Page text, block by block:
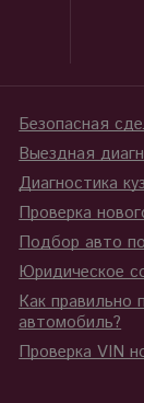
Безопасная
Выездная
Диагностика
Проверка
Подбор авто
Юридическое
Как правильно
автомобиль?
Проверка VIN